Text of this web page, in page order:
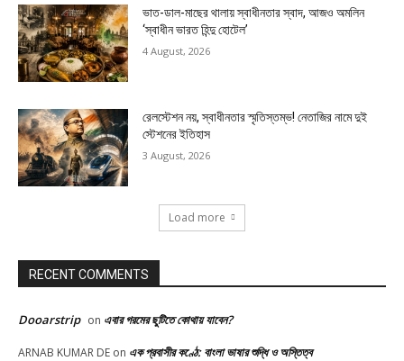
ভাত-ডাল-মাছের থালায় স্বাধীনতার স্বাদ, আজও অমলিন
‘স্বাধীন ভারত হিন্দু হোটেল’
4 August, 2026
রেলস্টেশন নয়, স্বাধীনতার স্মৃতিস্তম্ভ! নেতাজির নামে দুই
স্টেশনের ইতিহাস
3 August, 2026
Load more
RECENT COMMENTS
Dooarstrip on এবার গরমের ছুটিতে কোথায় যাবেন?
ARNAB KUMAR DE on এক প্রবাসীর কণ্ঠে: বাংলা ভাষার শুদ্ধি ও অস্তিত্ব